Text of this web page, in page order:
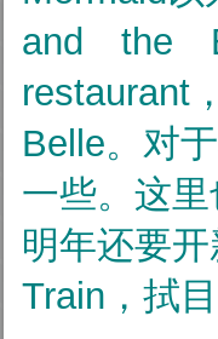
and the
restaurant
Belle。对
一些。这
明年还要
Train，拭